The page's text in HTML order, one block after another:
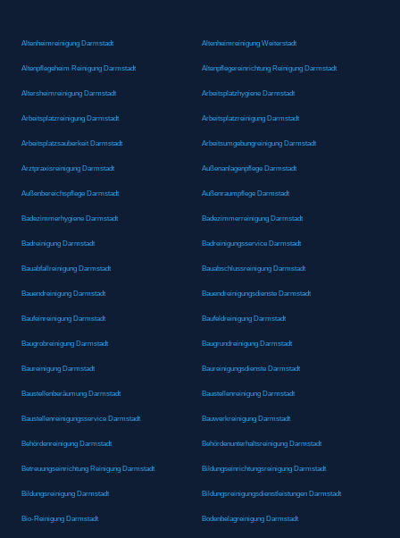
Altenheimreinigung Darmstadt Altenheimreinigung Weiterstadt
Altenpflegeheim Reinigung Darmstadt Altenpflegereinrichtung Reinigung Darmstadt
Altersheimreinigung Darmstadt Arbeitsplatzhygiene Darmstadt
Arbeitsplatzreinigung Darmstadt Arbeitsplatzreinigung Darmstadt
Arbeitsplatzsauberkeit Darmstadt Arbeitsumgebungreinigung Darmstadt
Arztpraxisreinigung Darmstadt Außenanlagenpflege Darmstadt
Außenbereichspflege Darmstadt Außenraumpflege Darmstadt
Badezimmerhygiene Darmstadt Badezimmerreinigung Darmstadt
Badreinigung Darmstadt Badreinigungsservice Darmstadt
Bauabfallreinigung Darmstadt Bauabschlussreinigung Darmstadt
Bauendreinigung Darmstadt Bauendreinigungsdienste Darmstadt
Baufeinreinigung Darmstadt Baufeldreinigung Darmstadt
Baugrobreinigung Darmstadt Baugrundreinigung Darmstadt
Baureinigung Darmstadt Baureinigungsdienste Darmstadt
Baustellenberäumung Darmstadt Baustellenreinigung Darmstadt
Baustellenreinigungsservice Darmstadt Bauwerkreinigung Darmstadt
Behördenreinigung Darmstadt Behördenunterhaltsreinigung Darmstadt
Betreuungseinrichtung Reinigung Darmstadt Bildungseinrichtungsreinigung Darmstadt
Bildungsreinigung Darmstadt Bildungsreinigungsdienstleistungen Darmstadt
Bio-Reinigung Darmstadt Bodenbelagreinigung Darmstadt